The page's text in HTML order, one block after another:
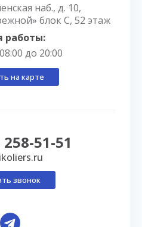
наб., д. 10,
блок С, 52 этаж
работы:
до 20:00
на карте
51-51
звонок